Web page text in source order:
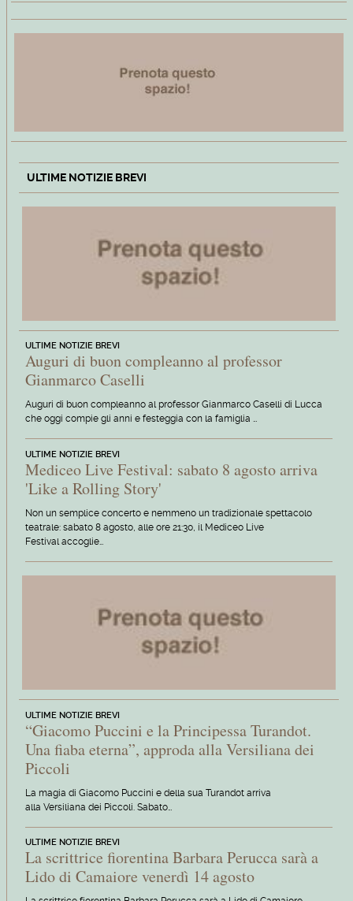
ULTIME NOTIZIE BREVI
ULTIME NOTIZIE BREVI
Auguri di buon compleanno al professor
Gianmarco Caselli
Auguri di buon compleanno al professor Gianmarco Caselli di Lucca
che oggi compie gli anni e festeggia con la famiglia …
ULTIME NOTIZIE BREVI
Mediceo Live Festival: sabato 8 agosto arriva
'Like a Rolling Story'
Non un semplice concerto e nemmeno un tradizionale spettacolo
teatrale: sabato 8 agosto, alle ore 21:30, il Mediceo Live
Festival accoglie…
ULTIME NOTIZIE BREVI
“Giacomo Puccini e la Principessa Turandot.
Una fiaba eterna”, approda alla Versiliana dei
Piccoli
La magia di Giacomo Puccini e della sua Turandot arriva
alla Versiliana dei Piccoli. Sabato…
ULTIME NOTIZIE BREVI
La scrittrice fiorentina Barbara Perucca sarà a
Lido di Camaiore venerdì 14 agosto